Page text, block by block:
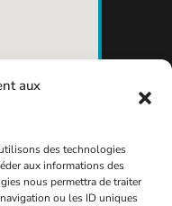
aux
des technologies
aux informations des
nous permettra de traiter
ou les ID uniques